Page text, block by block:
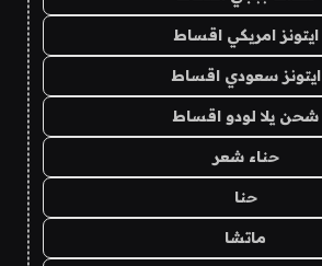
ايتونز امريكي اقساط
ايتونز سعودي اقساط
شحن يلا لودو اقساط
حناء شعر
حنا
ماتشا